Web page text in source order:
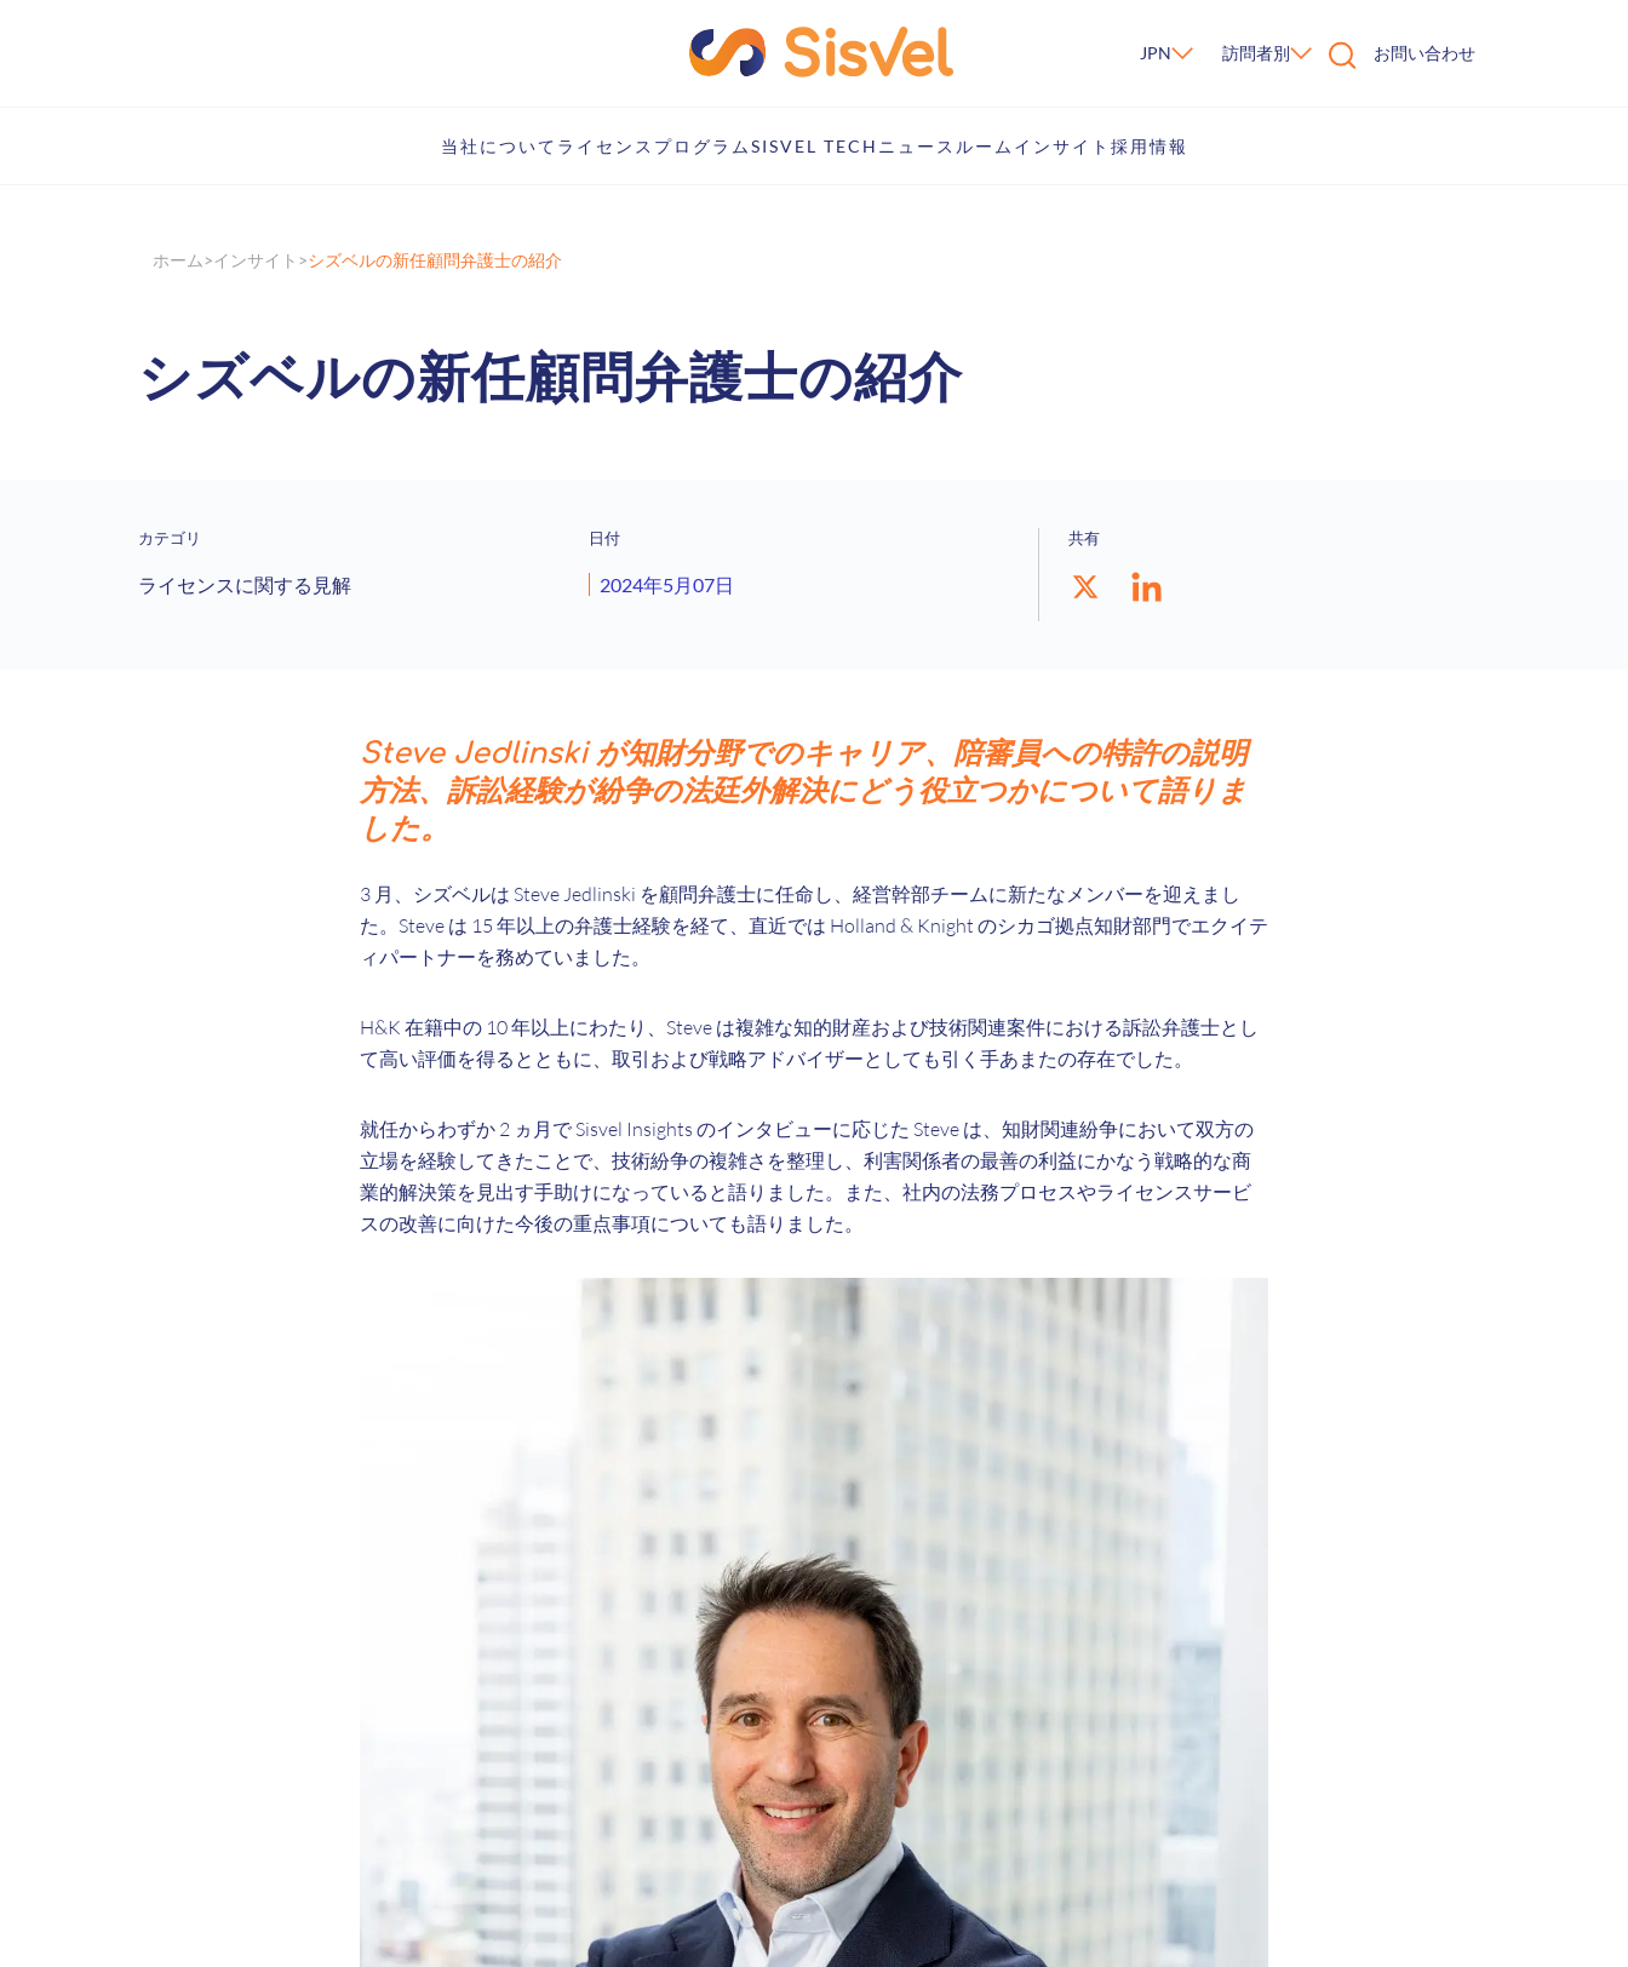
JPN 訪問者別 お問い合わせ
当社について ライセンスプログラム SISVEL TECH ニュースルーム インサイト 採用情報
ホーム インサイト シズベルの新任顧問弁護士の紹介
シズベルの新任顧問弁護士の紹介
カテゴリ
ライセンスに関する見解
日付
2024年5月07日
共有
Steve Jedlinski が知財分野でのキャリア、陪審員への特許の説明
方法、訴訟経験が紛争の法廷外解決にどう役立つかについて語りま
した。
3 月、シズベルは Steve Jedlinski を顧問弁護士に任命し、経営幹部チームに新たなメンバーを迎えまし
た。Steve は 15 年以上の弁護士経験を経て、直近では Holland & Knight のシカゴ拠点知財部門でエクイテ
ィパートナーを務めていました。
H&K 在籍中の 10 年以上にわたり、Steve は複雑な知的財産および技術関連案件における訴訟弁護士とし
て高い評価を得るとともに、取引および戦略アドバイザーとしても引く手あまたの存在でした。
就任からわずか 2 ヵ月で Sisvel Insights のインタビューに応じた Steve は、知財関連紛争において双方の
立場を経験してきたことで、技術紛争の複雑さを整理し、利害関係者の最善の利益にかなう戦略的な商
業的解決策を見出す手助けになっていると語りました。また、社内の法務プロセスやライセンスサービ
スの改善に向けた今後の重点事項についても語りました。